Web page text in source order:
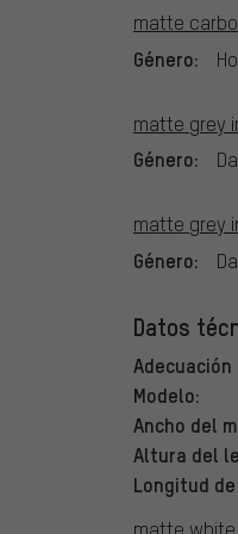
matte
Género:
matte grey
Género:
matte grey
Género:
Datos
Modelo:
Ancho del
Altura del
Longitud
matte white